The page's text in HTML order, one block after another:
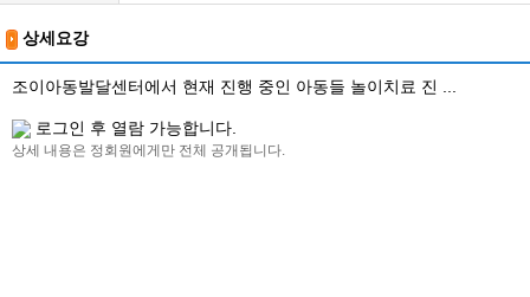
상세요강
조이아동발달센터에서 현재 진행 중인 아동들 놀이치료 진 ...
로그인 후 열람 가능합니다.
상세 내용은 정회원에게만 전체 공개됩니다.